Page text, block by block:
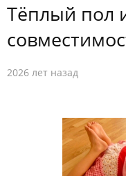
Тёплый пол
2026 лет назад